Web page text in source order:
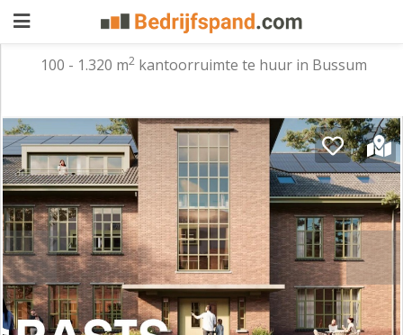
aanbieden
Pand
zoeken
Waarom
adverteren
Premium
adverteren
Blog
Registreren
100 - 1.320 m2kantoorruimte te huur in Bussum